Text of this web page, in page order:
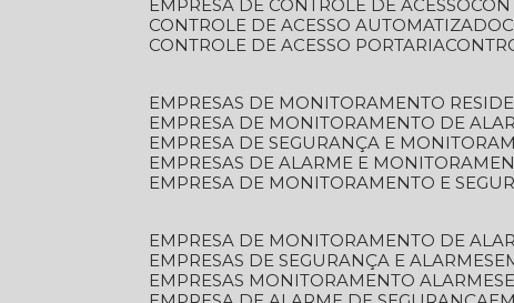
EMPRESA DE CONTROLE DE ACESSO
CONTROLE DE ACESSO AUTOMATIZADO
CONTROLE DE ACESSO PORTARIA
EMPRESAS DE MONITORAMENTO
EMPRESA DE MONITORAMENTO DE
EMPRESA DE SEGURANÇA E
EMPRESAS DE ALARME E
EMPRESA DE MONITORAMENTO E
EMPRESA DE MONITORAMENTO DE
EMPRESAS DE SEGURANÇA E ALARMES
EMPRESAS MONITORAMENTO ALARMES